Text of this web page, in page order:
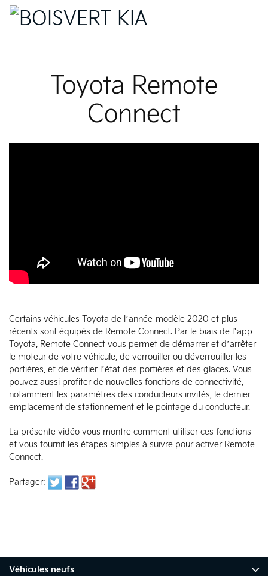
Toyota Remote
Connect
Certains véhicules Toyota de l’année-modèle 2020 et plus
récents sont équipés de Remote Connect. Par le biais de l’app
Toyota, Remote Connect vous permet de démarrer et d’arrêter
le moteur de votre véhicule, de verrouiller ou déverrouiller les
portières, et de vérifier l’état des portières et des glaces. Vous
pouvez aussi profiter de nouvelles fonctions de connectivité,
notamment les paramètres des conducteurs invités, le dernier
emplacement de stationnement et le pointage du conducteur.
La présente vidéo vous montre comment utiliser ces fonctions
et vous fournit les étapes simples à suivre pour activer Remote
Connect.
Partager:
Véhicules neufs